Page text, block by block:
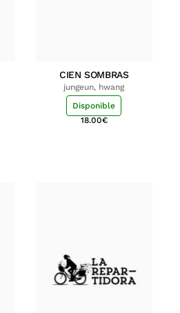
CIEN SOMBRAS
jungeun, hwang
Disponible
18.00€